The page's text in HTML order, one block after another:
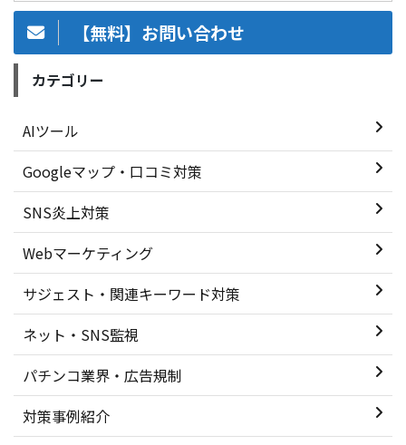
【無料】お問い合わせ
カテゴリー
AIツール
Googleマップ・口コミ対策
SNS炎上対策
Webマーケティング
サジェスト・関連キーワード対策
ネット・SNS監視
パチンコ業界・広告規制
対策事例紹介